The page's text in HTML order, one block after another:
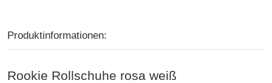
Produktinformationen:
Rookie Rollschuhe rosa weiß